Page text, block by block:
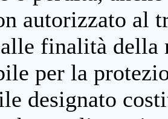
autorizzato al
finalità della
per la
designato